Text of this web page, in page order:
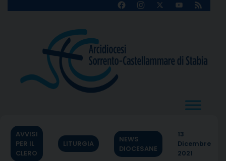
FacebookInstagram
X
YouTube
Feed
AVVISI
PER IL
CLERO
LITURGIA
NEWS
DIOCESANE
13
Dicembre
2021